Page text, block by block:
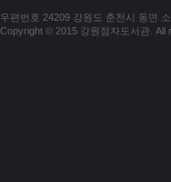
우편번호 24209 강원도 춘천시 동면
Copyright © 2015 강원점자도서관. All